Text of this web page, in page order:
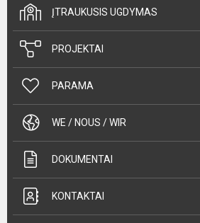
ĮTRAUKUSIS UGDYMAS
PROJEKTAI
PARAMA
WE / NOUS / WIR
DOKUMENTAI
KONTAKTAI